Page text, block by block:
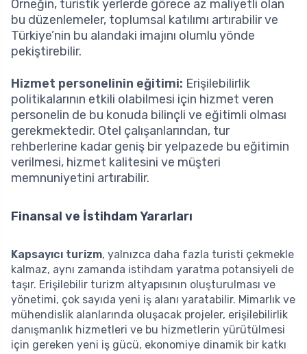
Örneğin, turistik yerlerde görece az maliyetli olan
bu düzenlemeler, toplumsal katılımı artırabilir ve
Türkiye’nin bu alandaki imajını olumlu yönde
pekiştirebilir.
Hizmet personelinin eğitimi: Erişilebilirlik
politikalarının etkili olabilmesi için hizmet veren
personelin de bu konuda bilinçli ve eğitimli olması
gerekmektedir. Otel çalışanlarından, tur
rehberlerine kadar geniş bir yelpazede bu eğitimin
verilmesi, hizmet kalitesini ve müşteri
memnuniyetini artırabilir.
Finansal ve İstihdam Yararları
Kapsayıcı turizm, yalnızca daha fazla turisti çekmekle
kalmaz, aynı zamanda istihdam yaratma potansiyeli de
taşır. Erişilebilir turizm altyapısının oluşturulması ve
yönetimi, çok sayıda yeni iş alanı yaratabilir. Mimarlık ve
mühendislik alanlarında oluşacak projeler, erişilebilirlik
danışmanlık hizmetleri ve bu hizmetlerin yürütülmesi
için gereken yeni iş gücü, ekonomiye dinamik bir katkı